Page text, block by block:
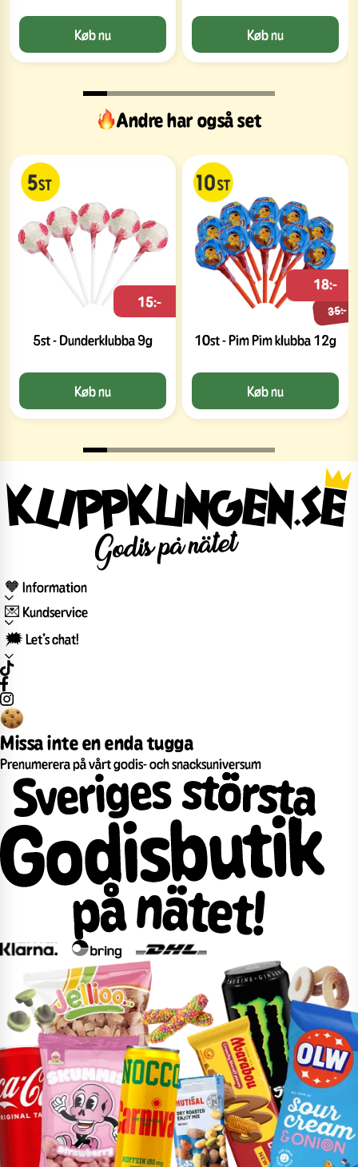
Køb nu Køb nu
Andre har også set
5st - Dunderklubba 9g
15:-
Køb nu
10st - Pim Pim klubba 12g
35:-
18:-
Køb nu
🧡 Information
💌 Kundservice
🗯️ Let’s chat!
Missa inte en enda tugga
Prenumerera på vårt godis- och snacksuniversum